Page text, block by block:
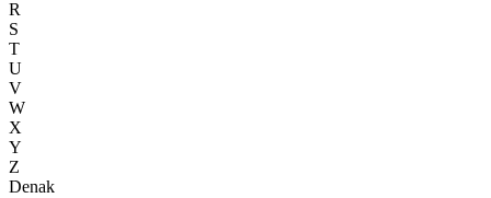
R
S
T
U
V
W
X
Y
Z
Denak